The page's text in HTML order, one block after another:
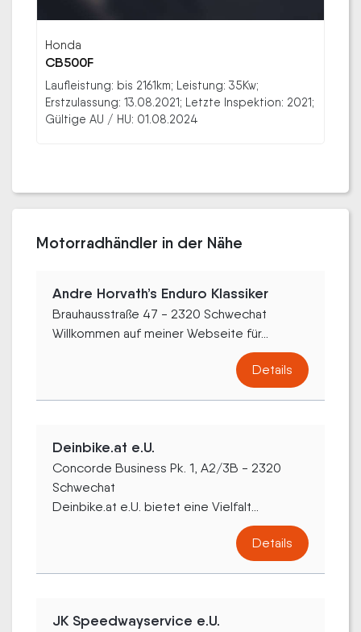
Honda
CB500F
Laufleistung: bis 2161km; Leistung: 35Kw;
Erstzulassung: 13.08.2021; Letzte Inspektion: 2021;
Gültige AU / HU: 01.08.2024
Motorradhändler in der Nähe
Andre Horvath’s Enduro Klassiker
Brauhausstraße 47 - 2320 Schwechat
Willkommen auf meiner Webseite für...
Details
Deinbike.at e.U.
Concorde Business Pk. 1, A2/3B - 2320
Schwechat
Deinbike.at e.U. bietet eine Vielfalt...
Details
JK Speedwayservice e.U.